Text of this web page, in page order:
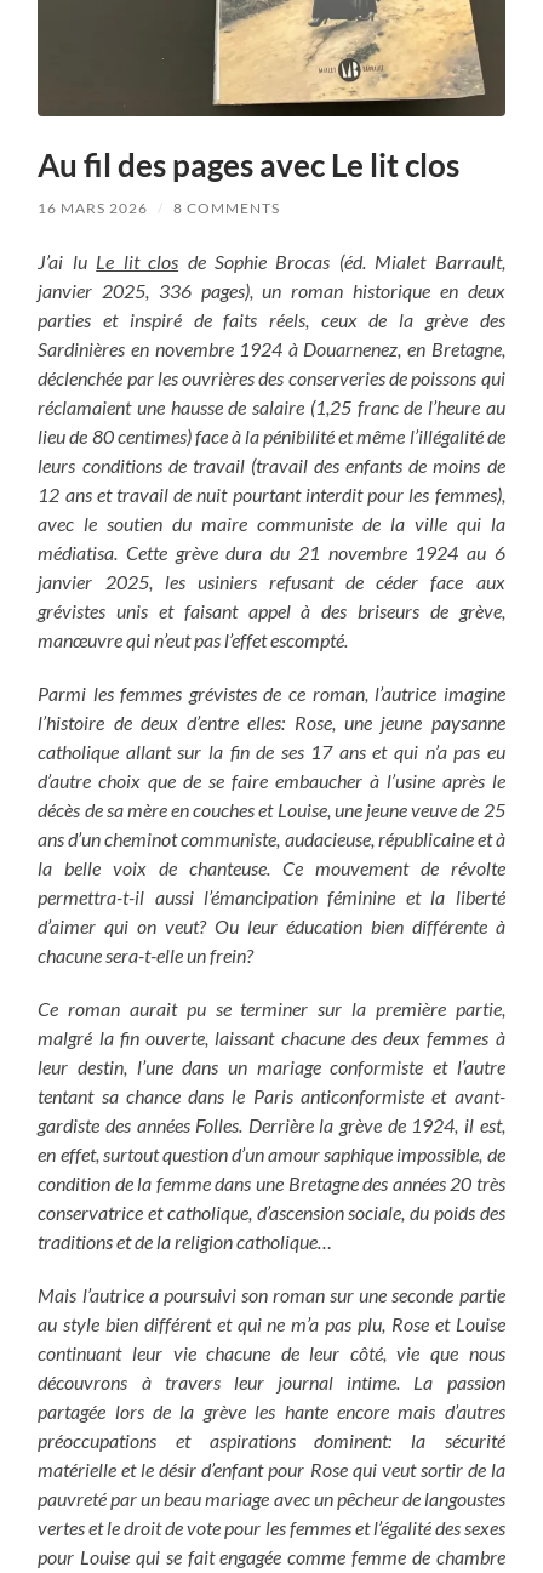
Au fil des pages avec Le lit clos
16 MARS 2026 / 8 COMMENTS
J’ai lu Le lit clos de Sophie Brocas (éd. Mialet Barrault,
janvier 2025, 336 pages), un roman historique en deux
parties et inspiré de faits réels, ceux de la grève des
Sardinières en novembre 1924 à Douarnenez, en Bretagne,
déclenchée par les ouvrières des conserveries de poissons qui
réclamaient une hausse de salaire (1,25 franc de l’heure au
lieu de 80 centimes) face à la pénibilité et même l’illégalité de
leurs conditions de travail (travail des enfants de moins de
12 ans et travail de nuit pourtant interdit pour les femmes),
avec le soutien du maire communiste de la ville qui la
médiatisa. Cette grève dura du 21 novembre 1924 au 6
janvier 2025, les usiniers refusant de céder face aux
grévistes unis et faisant appel à des briseurs de grève,
manœuvre qui n’eut pas l’effet escompté.
Parmi les femmes grévistes de ce roman, l’autrice imagine
l’histoire de deux d’entre elles: Rose, une jeune paysanne
catholique allant sur la fin de ses 17 ans et qui n’a pas eu
d’autre choix que de se faire embaucher à l’usine après le
décès de sa mère en couches et Louise, une jeune veuve de 25
ans d’un cheminot communiste, audacieuse, républicaine et à
la belle voix de chanteuse. Ce mouvement de révolte
permettra-t-il aussi l’émancipation féminine et la liberté
d’aimer qui on veut? Ou leur éducation bien différente à
chacune sera-t-elle un frein?
Ce roman aurait pu se terminer sur la première partie,
malgré la fin ouverte, laissant chacune des deux femmes à
leur destin, l’une dans un mariage conformiste et l’autre
tentant sa chance dans le Paris anticonformiste et avant-
gardiste des années Folles. Derrière la grève de 1924, il est,
en effet, surtout question d’un amour saphique impossible, de
condition de la femme dans une Bretagne des années 20 très
conservatrice et catholique, d’ascension sociale, du poids des
traditions et de la religion catholique…
Mais l’autrice a poursuivi son roman sur une seconde partie
au style bien différent et qui ne m’a pas plu, Rose et Louise
continuant leur vie chacune de leur côté, vie que nous
découvrons à travers leur journal intime. La passion
partagée lors de la grève les hante encore mais d’autres
préoccupations et aspirations dominent: la sécurité
matérielle et le désir d’enfant pour Rose qui veut sortir de la
pauvreté par un beau mariage avec un pêcheur de langoustes
vertes et le droit de vote pour les femmes et l’égalité des sexes
pour Louise qui se fait engagée comme femme de chambre